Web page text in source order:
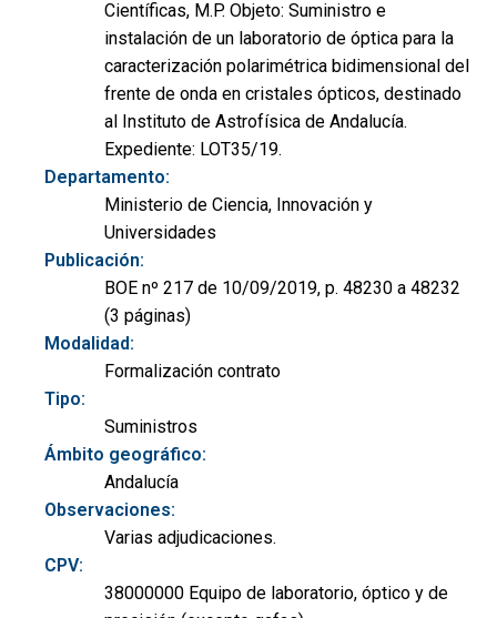
Científicas, M.P. Objeto: Suministro e
instalación de un laboratorio de óptica para la
caracterización polarimétrica bidimensional del
frente de onda en cristales ópticos, destinado
al Instituto de Astrofísica de Andalucía.
Expediente: LOT35/19.
Departamento:
Ministerio de Ciencia, Innovación y
Universidades
Publicación:
BOE nº 217 de 10/09/2019, p. 48230 a 48232
(3 páginas)
Modalidad:
Formalización contrato
Tipo:
Suministros
Ámbito geográfico:
Andalucía
Observaciones:
Varias adjudicaciones.
CPV:
38000000 Equipo de laboratorio, óptico y de